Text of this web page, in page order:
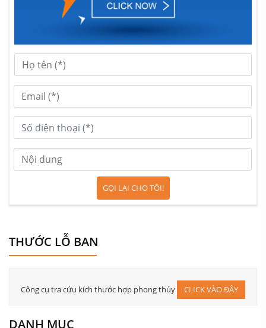
GỌI LẠI CHO TÔI!
THƯỚC LỖ BAN
Công cụ tra cứu kích thước hợp phong thủy CLICK VÀO ĐÂY
DANH MỤC